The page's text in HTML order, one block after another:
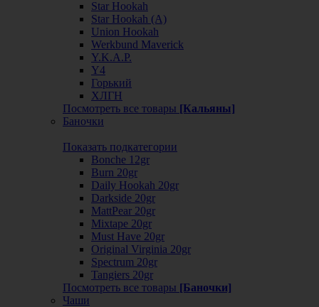
Star Hookah
Star Hookah (А)
Union Hookah
Werkbund Maverick
Y.K.A.P.
Y4
Горький
ХЛГН
Посмотреть все товары [Кальяны]
Баночки
Показать подкатегории
Bonche 12gr
Burn 20gr
Daily Hookah 20gr
Darkside 20gr
MattPear 20gr
Mixtape 20gr
Must Have 20gr
Original Virginia 20gr
Spectrum 20gr
Tangiers 20gr
Посмотреть все товары [Баночки]
Чаши